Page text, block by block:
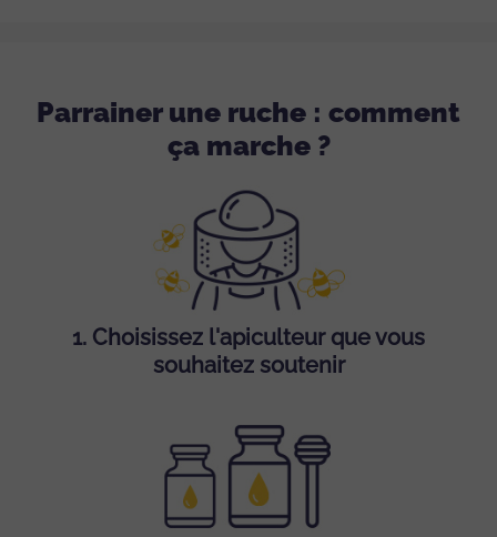
Parrainer une ruche : comment
ça marche ?
1. Choisissez l'apiculteur que vous
souhaitez soutenir